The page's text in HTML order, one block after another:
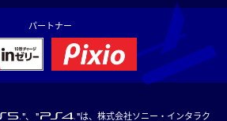
パートナー
"、 "
"は、株式会社ソニー・インタラク